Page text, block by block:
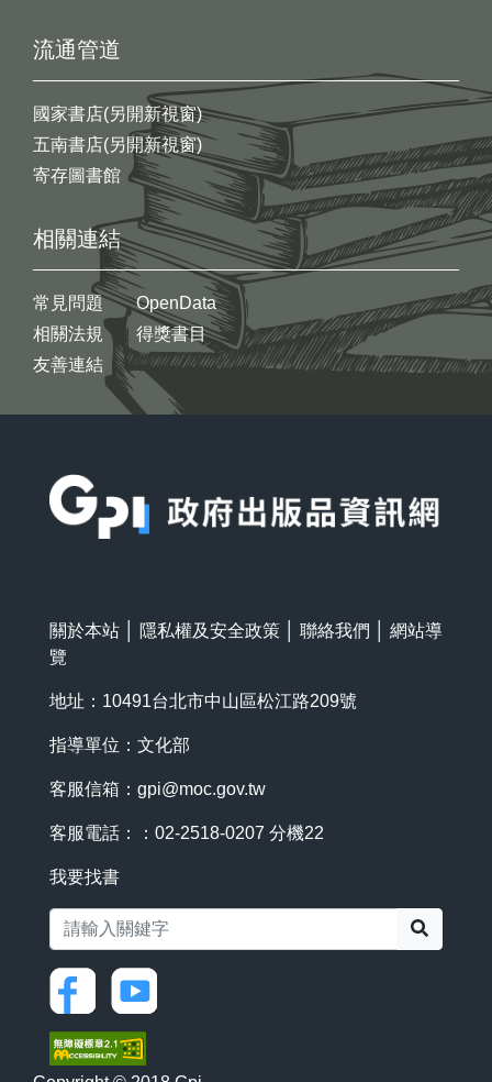
流通管道
國家書店(另開新視窗)
五南書店(另開新視窗)
寄存圖書館
相關連結
常見問題
相關法規
友善連結
OpenData
得獎書目
關於本站 隱私權及安全政策 聯絡我們
網站導
覽
地址：10491台北市中山區松江路209號
指導單位：文化部
客服信箱： gpi@moc.gov.tw
客服電話：：02-2518-0207 分機22
我要找書